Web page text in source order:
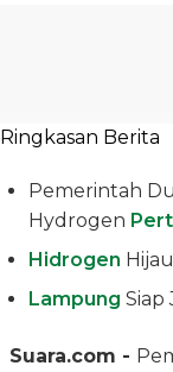
Ringkasan Berita
Pemerintah
Hydrogen
Hidrogen
Lampung Siap
Suara.com -